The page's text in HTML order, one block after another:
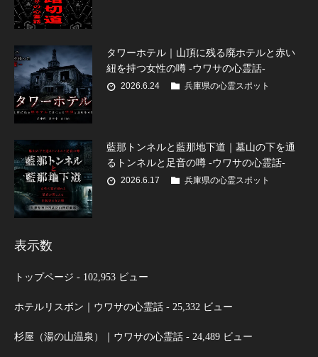
タワーホテル｜山頂に残る廃ホテルと赤い
紐を持つ女性の噂 -ウワサの心霊話-
2026.6.24 兵庫県の心霊スポット
藍那トンネルと藍那地下道｜墓山の下を通
るトンネルと足音の噂 -ウワサの心霊話-
2026.6.17 兵庫県の心霊スポット
表示数
トップページ - 102,953 ビュー
ホテルリスボン｜ウワサの心霊話 - 25,332 ビュー
杉屋（湯の山温泉）｜ウワサの心霊話 - 24,489 ビュー